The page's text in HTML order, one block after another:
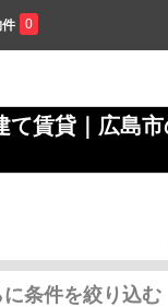
0
て賃貸｜広島
に条件を絞り込む